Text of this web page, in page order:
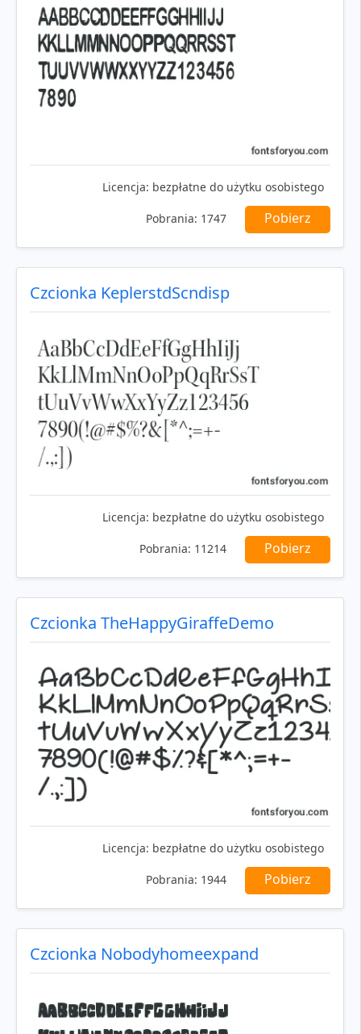
Licencja: bezpłatne do użytku osobistego
Pobrania: 1747 Pobierz
Czcionka KeplerstdScndisp
Licencja: bezpłatne do użytku osobistego
Pobrania: 11214 Pobierz
Czcionka TheHappyGiraffeDemo
Licencja: bezpłatne do użytku osobistego
Pobrania: 1944 Pobierz
Czcionka Nobodyhomeexpand